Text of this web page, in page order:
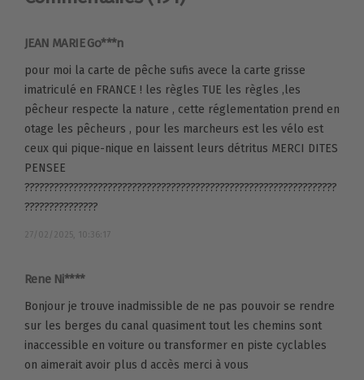
JEAN MARIE Go***n
pour moi la carte de pêche sufis avece la carte grisse
imatriculé en FRANCE ! les règles TUE les règles ,les
pêcheur respecte la nature , cette réglementation prend en
otage les pêcheurs , pour les marcheurs est les vélo est
ceux qui pique-nique en laissent leurs détritus MERCI DITES
PENSEE
????????????????????????????????????????????????????????????????
???????????????
27/02/2025, 10:36:17
Rene Ni****
Bonjour je trouve inadmissible de ne pas pouvoir se rendre
sur les berges du canal quasiment tout les chemins sont
inaccessible en voiture ou transformer en piste cyclables
on aimerait avoir plus d accès merci à vous